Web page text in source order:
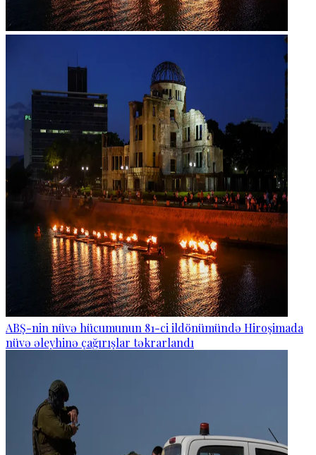
ABŞ-nin nüvə hücumunun 81-ci ildönümündə Hiroşimada
nüvə əleyhinə çağırışlar təkrarlandı